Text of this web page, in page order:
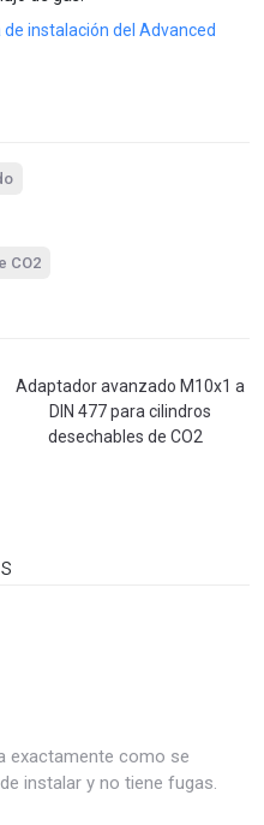
de instalación del Advanced
exactamente como se
instalar y no tiene fugas.
CO2
Adaptador avanzado M10x1 a
DIN 477 para cilindros
desechables de CO2